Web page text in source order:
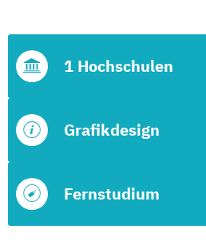
Fernstudium
Grafikdesign
1 Hochschulen